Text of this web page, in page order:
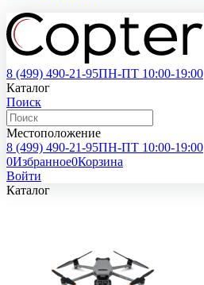
8 (499) 490-21-95ПН-ПТ 10:00-19:00
Каталог
Поиск
Местоположение
8 (499) 490-21-95ПН-ПТ 10:00-19:00
0Избранное0Корзина
Войти
Каталог